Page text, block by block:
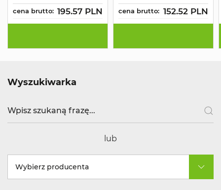
cena brutto: 195.57 PLN cena brutto: 152.52 PLN
Wyszukiwarka
lub
Wybierz producenta